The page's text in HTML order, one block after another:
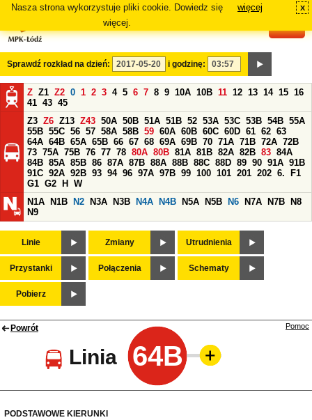
Nasza strona wykorzystuje pliki cookie. Dowiedz się
więcej.
więcej x
Sprawdź rozkład na dzień: i godzinę:
Z Z1 Z2 0 1 2 3 4 5 6 7 8 9 10A 10B 11 12 13 14 15 16
41 43 45
Z3 Z6 Z13 Z43 50A 50B 51A 51B 52 53A 53C 53B 54B 55A
55B 55C 56 57 58A 58B 59 60A 60B 60C 60D 61 62 63
64A 64B 65A 65B 66 67 68 69A 69B 70 71A 71B 72A 72B
73 75A 75B 76 77 78 80A 80B 81A 81B 82A 82B 83 84A
84B 85A 85B 86 87A 87B 88A 88B 88C 88D 89 90 91A 91B
91C 92A 92B 93 94 96 97A 97B 99 100 101 201 202 6.
F1
G1 G2 H
W
N1A
N1B N2 N3A N3B N4A N4B N5A N5B N6 N7A N7B
N8
N9
Linie Zmiany Utrudnienia
Przystanki Połączenia Schematy
Pobierz
Powrót
Linia 64B
Pomoc
PODSTAWOWE KIERUNKI